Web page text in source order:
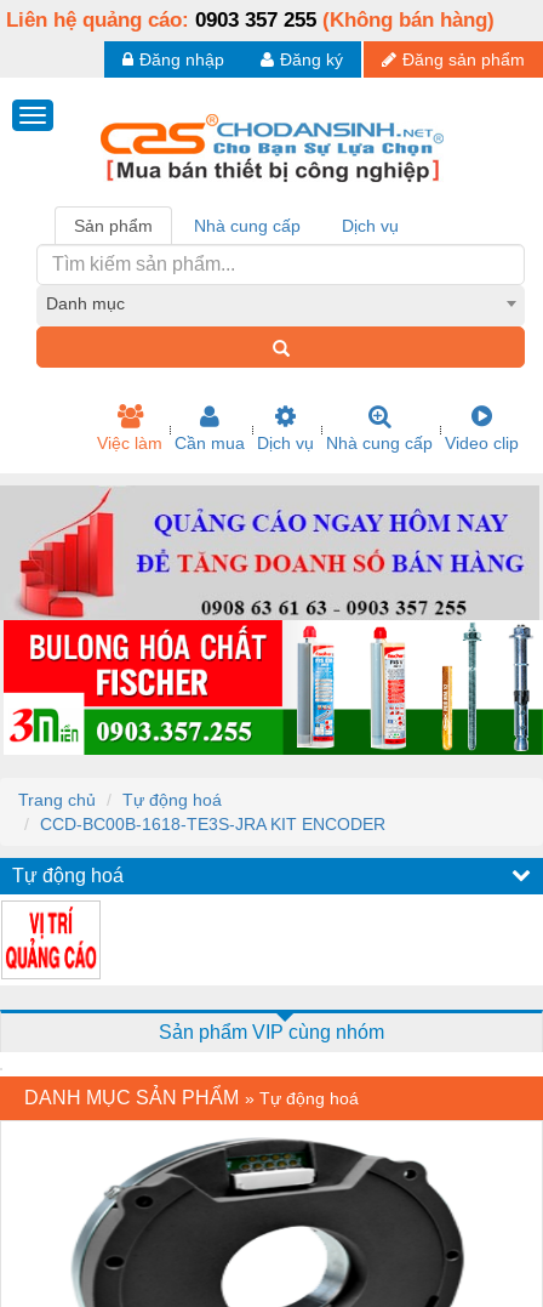
Liên hệ quảng cáo: 0903 357 255 (Không bán hàng)
Đăng sản phẩm
Đăng ký
Đăng nhập
Sản phẩm Nhà cung cấp Dịch vụ
Danh mục
Việc làm Cần mua Dịch vụ Nhà cung cấp Video clip
Trang chủ
Tự động hoá
CCD-BC00B-1618-TE3S-JRA KIT ENCODER
Tự động hoá
Sản phẩm VIP cùng nhóm
DANH MỤC SẢN PHẨM » Tự động hoá